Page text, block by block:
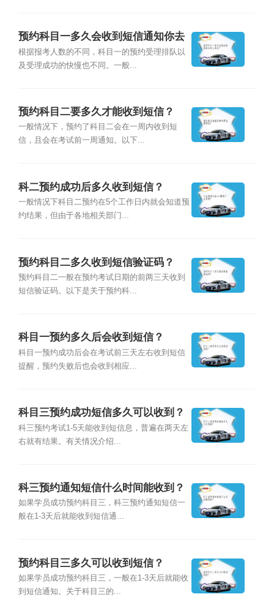
预约科目一多久会收到短信通知你去
考试？
根据报考人数的不同，科目一的预约受理排队以
及受理成功的快慢也不同。一般...
预约科目二要多久才能收到短信？
一般情况下，预约了科目二会在一周内收到短
信，且会在考试前一周通知。以下...
科二预约成功后多久收到短信？
一般情况下科目二预约在5个工作日内就会知道预
约结果，但由于各地相关部门...
预约科目二多久收到短信验证码？
预约科目二一般在预约考试日期的前两三天收到
短信验证码。以下是关于预约科...
科目一预约多久后会收到短信？
科目一预约成功后会在考试前三天左右收到短信
提醒，预约失败后也会收到相应...
科目三预约成功短信多久可以收到？
科三预约考试1-5天能收到短信息，普遍在两天左
右就有结果。有关情况介绍...
科三预约通知短信什么时间能收到？
如果学员成功预约科目三，科三预约通知短信一
般在1-3天后就能收到短信通...
预约科目三多久可以收到短信？
如果学员成功预约科目三，一般在1-3天后就能收
到短信通知。关于科目三的...